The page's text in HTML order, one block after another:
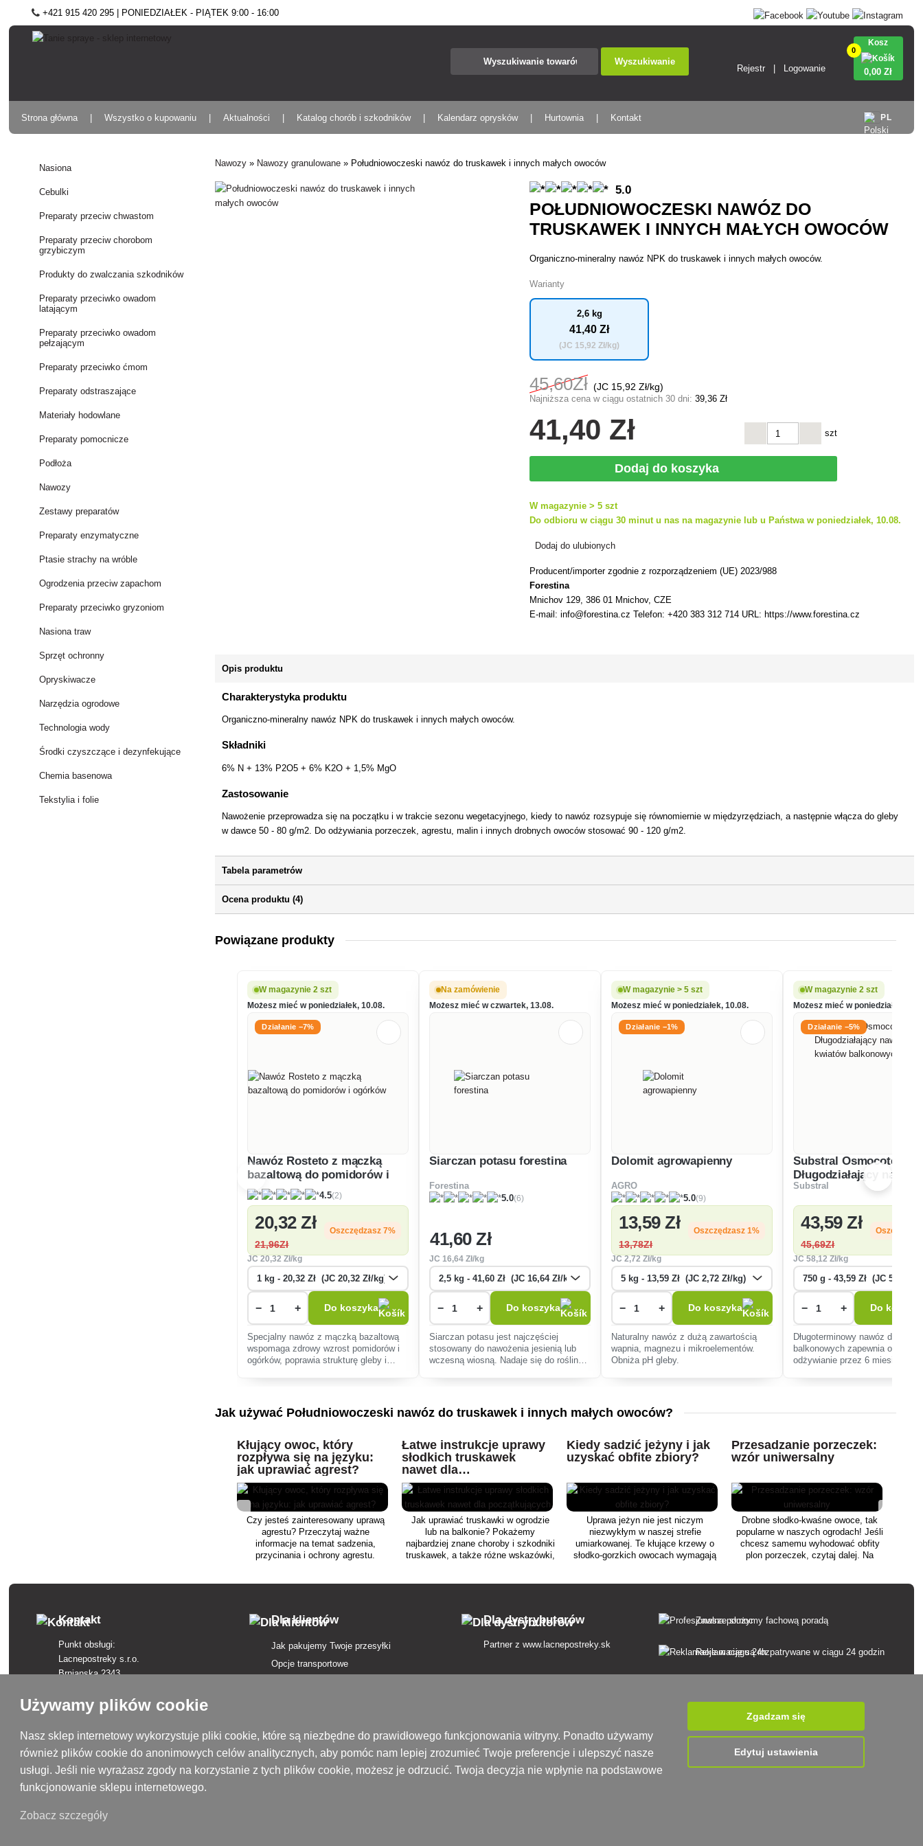
+421 915 420 295 | PONIEDZIAŁEK - PIĄTEK 9:00 - 16:00
Wyszukiwanie
Rejestr Logowanie
0
Kosz
0,00 Zł
PL
Strona główna Wszystko o kupowaniu Aktualności Katalog chorób i szkodników Kalendarz oprysków Hurtownia Kontakt
Nasiona
Cebulki
Preparaty przeciw chwastom
Preparaty przeciw chorobom
grzybiczym
Produkty do zwalczania szkodników
Preparaty przeciwko owadom
latającym
Preparaty przeciwko owadom
pełzającym
Preparaty przeciwko ćmom
Preparaty odstraszające
Materiały hodowlane
Preparaty pomocnicze
Podłoża
Nawozy
Zestawy preparatów
Preparaty enzymatyczne
Ptasie strachy na wróble
Ogrodzenia przeciw zapachom
Preparaty przeciwko gryzoniom
Nasiona traw
Sprzęt ochronny
Opryskiwacze
Narzędzia ogrodowe
Technologia wody
Środki czyszczące i dezynfekujące
Chemia basenowa
Tekstylia i folie
Nawozy » Nawozy granulowane » Południowoczeski nawóz do truskawek i innych małych owoców
5.0
POŁUDNIOWOCZESKI NAWÓZ DO
TRUSKAWEK I INNYCH MAŁYCH OWOCÓW
Organiczno-mineralny nawóz NPK do truskawek i innych małych owoców.
Warianty
2,6 kg
41,40 Zł
(JC 15,92 Zł/kg)
45,60Zł (JC 15,92 Zł/kg)
Najniższa cena w ciągu ostatnich 30 dni: 39,36 Zł
41,40 Zł szt
Dodaj do koszyka
W magazynie > 5 szt
Do odbioru w ciągu 30 minut u nas na magazynie lub u Państwa w poniedziałek, 10.08.
Dodaj do ulubionych
Producent/importer zgodnie z rozporządzeniem (UE) 2023/988
Forestina
Mnichov 129, 386 01 Mnichov, CZE
E-mail: info@forestina.cz Telefon: +420 383 312 714 URL: https://www.forestina.cz
Opis produktu
Charakterystyka produktu
Organiczno-mineralny nawóz NPK do truskawek i innych małych owoców.
Składniki
6% N + 13% P2O5 + 6% K2O + 1,5% MgO
Zastosowanie
Nawożenie przeprowadza się na początku i w trakcie sezonu wegetacyjnego, kiedy to nawóz rozsypuje się równomiernie w międzyrzędziach, a następnie włącza do gleby
w dawce 50 - 80 g/m2. Do odżywiania porzeczek, agrestu, malin i innych drobnych owoców stosować 90 - 120 g/m2.
Tabela parametrów
Ocena produktu (4)
Powiązane produkty
W magazynie 2 szt
Możesz mieć w poniedziałek, 10.08.
Działanie −7%
Nawóz Rosteto z mączką
bazaltową do pomidorów i
ogórków
4.5(2)
20,32 Zł
21,96Zł
Oszczędzasz 7%
JC20,32 Zł/kg
− + Do koszyka
Specjalny nawóz z mączką bazaltową
wspomaga zdrowy wzrost pomidorów i
ogórków, poprawia strukturę gleby i
Na zamówienie
Możesz mieć w czwartek, 13.08.
Siarczan potasu forestina
Forestina
5.0(6)
41,60 Zł
JC16,64 Zł/kg
− + Do koszyka
Siarczan potasu jest najczęściej
stosowany do nawożenia jesienią lub
wczesną wiosną. Nadaje się do roślin
W magazynie > 5 szt
Możesz mieć w poniedziałek, 10.08.
Działanie −1%
Dolomit agrowapienny
AGRO
5.0(9)
13,59 Zł
13,78Zł
Oszczędzasz 1%
JC2,72 Zł/kg
− + Do koszyka
Naturalny nawóz z dużą zawartością
wapnia, magnezu i mikroelementów.
Obniża pH gleby.
W magazynie 2 szt
Możesz mieć w poniedziałek,
Działanie −5%
Substral Osmocote
Długodziałający nawóz
kwiatów balkonowych
Substral
43,59 Zł
45,69Zł
JC58,12 Zł/kg
− + Do
Długoterminowy nawóz do
balkonowych zapewnia
odżywianie przez 6 miesięcy,
Jak używać Południowoczeski nawóz do truskawek i innych małych owoców?
Kłujący owoc, który
rozpływa się na języku:
jak uprawiać agrest?
Czy jesteś zainteresowany uprawą
agrestu? Przeczytaj ważne
informacje na temat sadzenia,
przycinania i ochrony agrestu.
Łatwe instrukcje uprawy
słodkich truskawek
nawet dla
początkujących
Jak uprawiać truskawki w ogrodzie
lub na balkonie? Pokażemy
najbardziej znane choroby i szkodniki
truskawek, a także różne wskazówki,
Kiedy sadzić jeżyny i jak
uzyskać obfite zbiory?
Uprawa jeżyn nie jest niczym
niezwykłym w naszej strefie
umiarkowanej. Te kłujące krzewy o
słodko-gorzkich owocach wymagają
Przesadzanie porzeczek:
wzór uniwersalny
Drobne słodko-kwaśne owoce, tak
popularne w naszych ogrodach! Jeśli
chcesz samemu wyhodować obfity
plon porzeczek, czytaj dalej. Na
Kontakt
Punkt obsługi:
Lacnepostreky s.r.o.
Brnianska 2343
+421 915 420 295
kontakt@lacnepostreky.sk
Pon - Pt 9:00 - 16:00
Siedziba firmy:
Lacnepostreky s.r.o.
831 54 Bratislava, Słowacja
Dla klientów
Jak pakujemy Twoje przesyłki
Opcje transportowe
Odstąpienie od umowy tutaj
Ubezpieczenie przesyłki
Polityka prywatności
Dla dystrybutorów
Partner zwww.lacnepostreky.sk
Zawsze służymy fachową poradą
Reklamacje są rozpatrywane w ciągu 24 godzin
Dostawa w ciągu 24 godzin od poniedziałku do
piątku
Używamy plików cookie
Nasz sklep internetowy wykorzystuje pliki cookie, które są niezbędne do prawidłowego funkcjonowania witryny. Ponadto używamy
również plików cookie do anonimowych celów analitycznych, aby pomóc nam lepiej zrozumieć Twoje preferencje i ulepszyć nasze
usługi. Jeśli nie wyrażasz zgody na korzystanie z tych plików cookie, możesz je odrzucić. Twoja decyzja nie wpłynie na podstawowe
funkcjonowanie sklepu internetowego.
Zobacz szczegóły
Zgadzam się
Edytuj ustawienia